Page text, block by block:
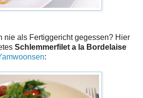
nie als Fertiggericht gegessen? Hier
Schlemmerfilet a la Bordelaise
: